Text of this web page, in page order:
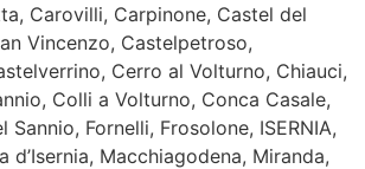
Carovilli, Carpinone, Castel del
Vincenzo, Castelpetroso,
Cerro al Volturno, Chiauci,
Colli a Volturno, Conca Casale,
Sannio, Fornelli, Frosolone, ISERNIA,
d’Isernia, Macchiagodena, Miranda,